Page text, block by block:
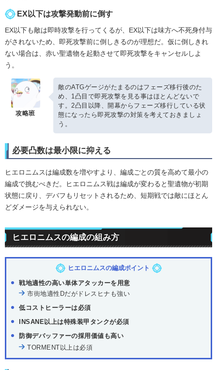
EX以下は攻撃発動前に倒す
EX以下も敵は即時攻撃を行ってくるが、EX以下は味方へ不死身付与
がされないため、即死攻撃前に倒しきるのが理想だ。仮に倒しきれ
ない場合は、赤い聖遺物を起動させて即死攻撃をキャンセルしよ
う。
攻略班
敵のATGゲージがたまるのはフェーズ移行後のた
め、1凸目で即死攻撃を見る事はほとんどないで
す。2凸目以降、開幕からフェーズ移行している状
態になったら即死攻撃の対策を考えておきましょ
う。
必要凸数は最小限に抑える
ヒエロニムスは編成数を増やすより、編成ごとの質を高めて最小の
編成で挑むべきだ。ヒエロニムス戦は編成が変わると聖遺物が初期
状態に戻り、デバフもリセットされるため、短期戦では敵にほとん
どダメージを与えられない。
ヒエロニムスの編成の組み方
ヒエロニムスの編成ポイント
戦地適性の高い単体アタッカーを用意
市街地適性Dだがドレスヒナも強い
低コストヒーラーは必須
INSANE以上は特殊装甲タンクが必須
防御デバッファーの採用価値も高い
TORMENT以上は必須